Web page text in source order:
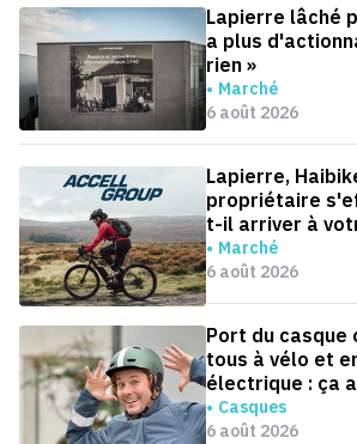
Lapierre lâché
a plus
rien »
Marché
6 août 2026
Lapierre,
propriétaire
t-il arriver à
Marché
6 août 2026
Port du
tous à vélo et
électrique : ça
Casques
6 août 2026